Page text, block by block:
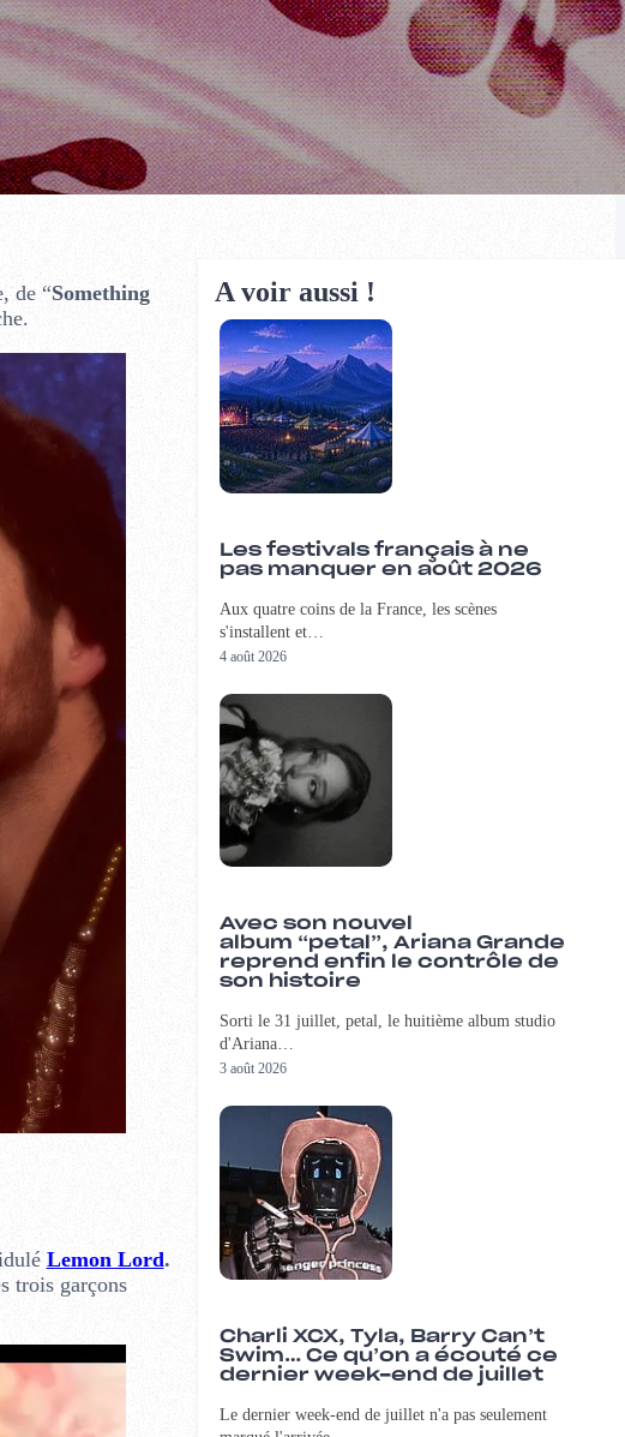
de “Something
Lemon Lord.
trois garçons
A voir aussi !
Les festivals français à ne
pas manquer en août 2026
Aux quatre coins de la France, les scènes
s'installent et…
4 août 2026
Avec son nouvel
album “petal”, Ariana Grande
reprend enfin le contrôle de
son histoire
Sorti le 31 juillet, petal, le huitième album studio
d'Ariana…
3 août 2026
Charli XCX, Tyla, Barry Can’t
Swim… Ce qu’on a écouté ce
dernier week-end de juillet
Le dernier week-end de juillet n'a pas seulement